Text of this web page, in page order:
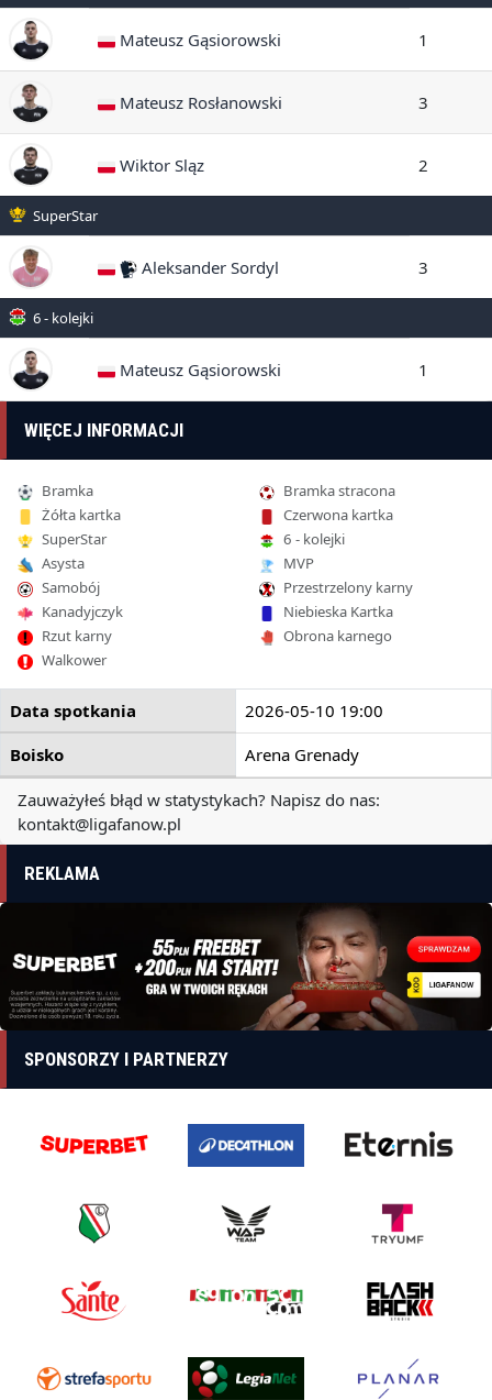
Mateusz Gąsiorowski 1
Mateusz Rosłanowski 3
Wiktor Sląz 2
SuperStar
Aleksander Sordyl 3
6 - kolejki
Mateusz Gąsiorowski 1
WIĘCEJ INFORMACJI
Bramka
Bramka stracona
Żółta kartka
Czerwona kartka
SuperStar
6 - kolejki
Asysta
MVP
Samobój
Przestrzelony karny
Kanadyjczyk
Niebieska Kartka
Rzut karny
Obrona karnego
Walkower
Data spotkania
2026-05-10 19:00
Boisko
Arena Grenady
Zauważyłeś błąd w statystykach? Napisz do nas:
kontakt@ligafanow.pl
REKLAMA
SPONSORZY I PARTNERZY